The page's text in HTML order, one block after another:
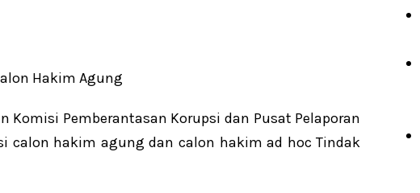
Komisi Pemberantasan Korupsi dan Pusat Pelaporan
calon hakim agung dan calon hakim ad hoc Tindak